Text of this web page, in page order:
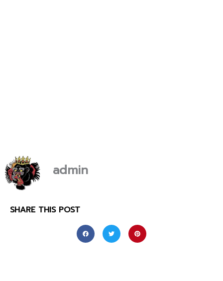
admin
SHARE THIS POST